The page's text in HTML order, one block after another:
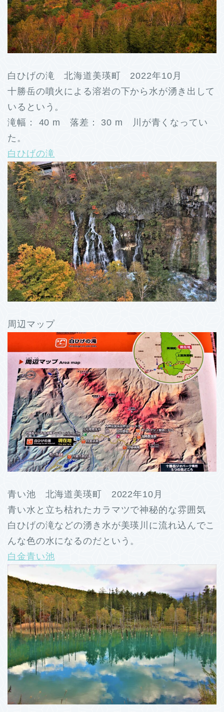
白ひげの滝 北海道美瑛町 2022年10月
十勝岳の噴火による溶岩の下から水が湧き出して
いるという。
滝幅： 40 m 落差： 30 m 川が青くなってい
た。
白ひげの滝
周辺マップ
青い池 北海道美瑛町 2022年10月
青い水と立ち枯れたカラマツで神秘的な雰囲気
白ひげの滝などの湧き水が美瑛川に流れ込んでこ
んな色の水になるのだという。
白金青い池